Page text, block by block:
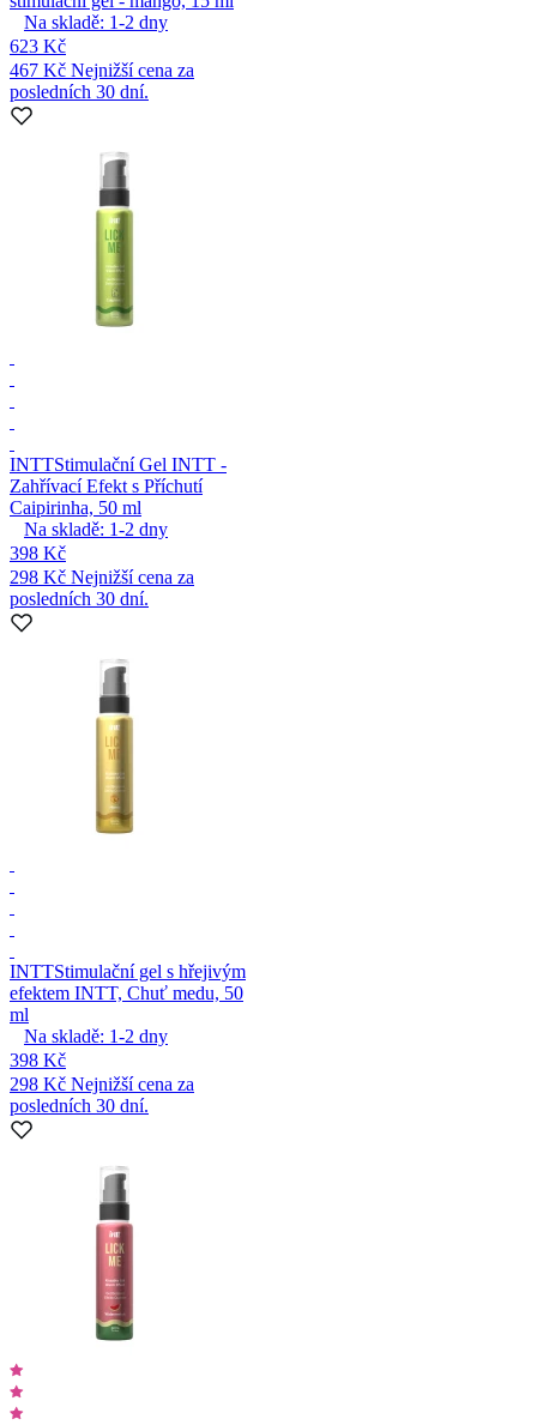
Na skladě: 1-2 dny
623 Kč
467 Kč Nejnižší cena za
posledních 30 dní.
INTTStimulační Gel INTT -
Zahřívací Efekt s Příchutí
Caipirinha, 50 ml
Na skladě: 1-2 dny
398 Kč
298 Kč Nejnižší cena za
posledních 30 dní.
INTTStimulační gel s hřejivým
efektem INTT, Chuť medu, 50
ml
Na skladě: 1-2 dny
398 Kč
298 Kč Nejnižší cena za
posledních 30 dní.